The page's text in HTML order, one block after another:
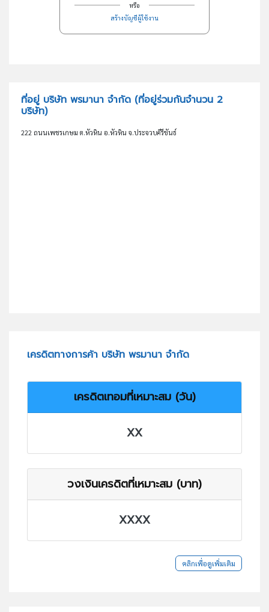
หรือ
สร้างบัญชีผู้ใช้งาน
ที่อยู่ บริษัท พรมานา จำกัด (ที่อยู่ร่วมกันจำนวน 2
บริษัท)
222 ถนนเพชรเกษม ต.หัวหิน อ.หัวหิน จ.ประจวบคีรีขันธ์
เครดิตทางการค้า บริษัท พรมานา จำกัด
เครดิตเทอมที่เหมาะสม (วัน)
XX
วงเงินเครดิตที่เหมาะสม (บาท)
XXXX
คลิกเพื่อดูเพิ่มเติม